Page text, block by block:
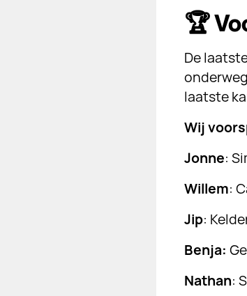
🏆
De
laatste
Wij
Jonne:
Willem:
Jip:
Benja:
Nathan: